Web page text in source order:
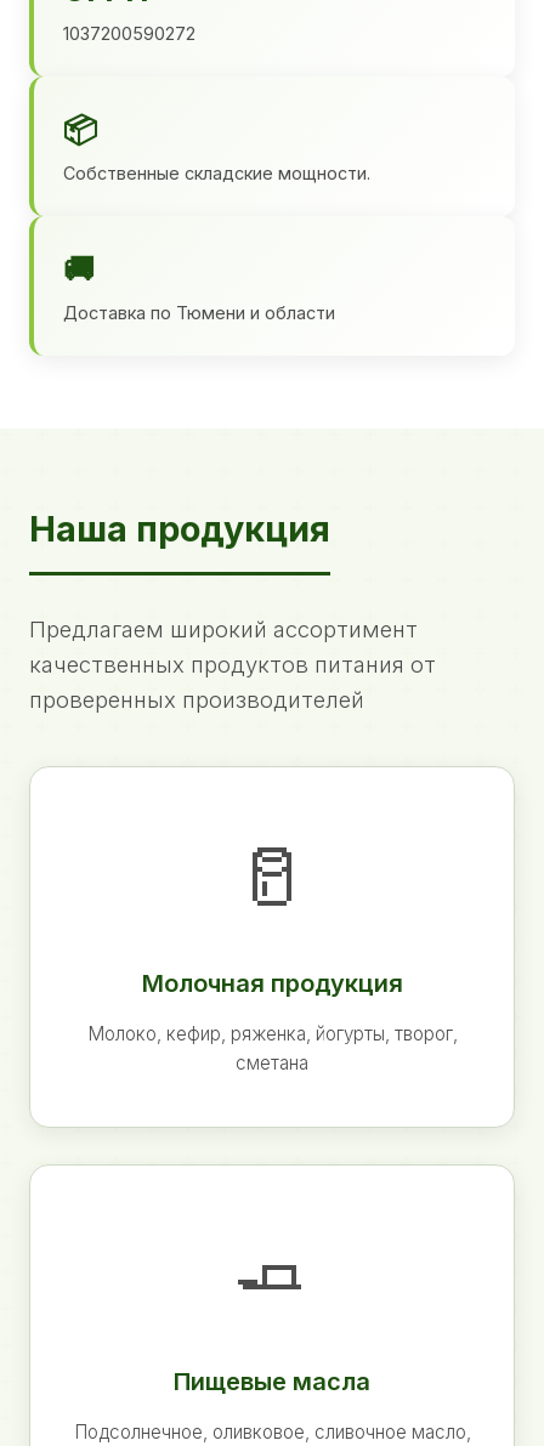
1037200590272
📦
Собственные складские мощности.
🚚
Доставка по Тюмени и области
Наша продукция
Предлагаем широкий ассортимент
качественных продуктов питания от
проверенных производителей
🥛
Молочная продукция
Молоко, кефир, ряженка, йогурты, творог,
сметана
🧈
Пищевые масла
Подсолнечное, оливковое, сливочное масло,